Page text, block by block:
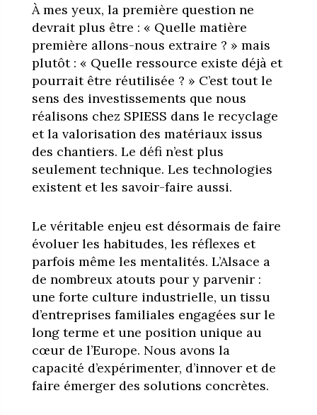
À mes yeux, la première question ne
devrait plus être : « Quelle matière
première allons-nous extraire ? » mais
plutôt : « Quelle ressource existe déjà et
pourrait être réutilisée ? » C’est tout le
sens des investissements que nous
réalisons chez SPIESS dans le recyclage
et la valorisation des matériaux issus
des chantiers. Le défi n’est plus
seulement technique. Les technologies
existent et les savoir-faire aussi.
Le véritable enjeu est désormais de faire
évoluer les habitudes, les réflexes et
parfois même les mentalités. L’Alsace a
de nombreux atouts pour y parvenir :
une forte culture industrielle, un tissu
d’entreprises familiales engagées sur le
long terme et une position unique au
cœur de l’Europe. Nous avons la
capacité d’expérimenter, d’innover et de
faire émerger des solutions concrètes.